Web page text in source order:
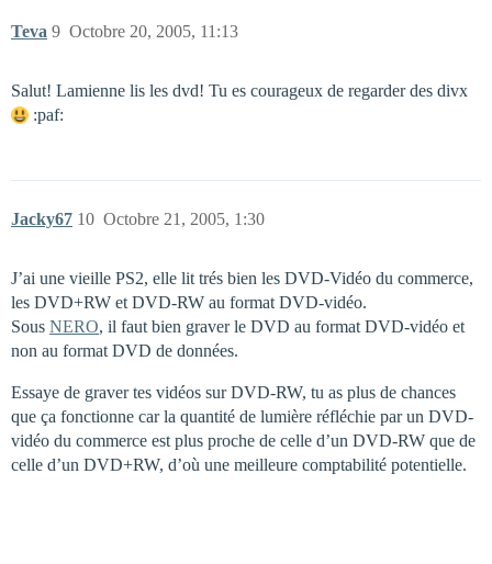
Teva Octobre 20, 2005, 11:13
9
Salut! Lamienne lis les dvd! Tu es courageux de regarder des divx
:paf:
Jacky67 Octobre 21, 2005, 1:30
10
J’ai une vieille PS2, elle lit trés bien les DVD-Vidéo du commerce,
les DVD+RW et DVD-RW au format DVD-vidéo.
Sous NERO, il faut bien graver le DVD au format DVD-vidéo et
non au format DVD de données.
Essaye de graver tes vidéos sur DVD-RW, tu as plus de chances
que ça fonctionne car la quantité de lumière réfléchie par un DVD-
vidéo du commerce est plus proche de celle d’un DVD-RW que de
celle d’un DVD+RW, d’où une meilleure comptabilité potentielle.